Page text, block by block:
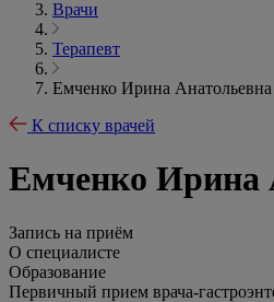
Врачи
Терапевт
Емченко Ирина Анатольевна
К списку врачей
Емченко Ирина
Запись на приём
О специалисте
Образование
Первичный прием врача-